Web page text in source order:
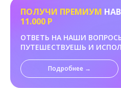
ПОЛУЧИ ПРЕМИУМ
11.000 Р
ОТВЕТЬ НА НАШИ
ПУТЕШЕСТВУЕШЬ И
Подробнее →